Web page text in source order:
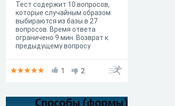
Тест содержит 10 вопросов,
которые случайным образом
выбираются из базы в 27
вопросов. Время ответа
ограничено 9 мин. Возврат к
предыдущему вопросу
"Назад" в браузере, чтобы не
1 2